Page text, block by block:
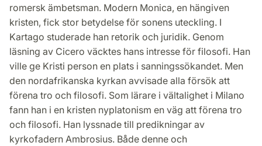
romersk ämbetsman. Modern Monica, en hängiven
kristen, fick stor betydelse för sonens uteckling. I
Kartago studerade han retorik och juridik. Genom
läsning av Cicero väcktes hans intresse för filosofi. Han
ville ge Kristi person en plats i sanningssökandet. Men
den nordafrikanska kyrkan avvisade alla försök att
förena tro och filosofi. Som lärare i vältalighet i Milano
fann han i en kristen nyplatonism en väg att förena tro
och filosofi. Han lyssnade till predikningar av
kyrkofadern Ambrosius. Både denne och